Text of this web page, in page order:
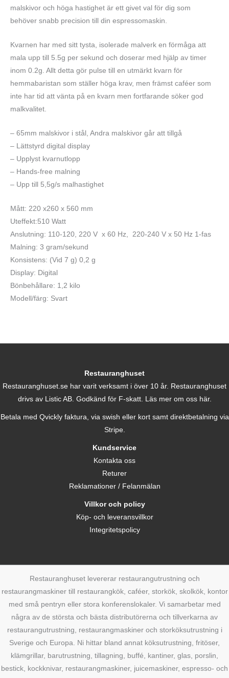
malskivor och höga hastighet är ett givet val för dig som
behöver snabb precision till din espressomaskin.
Kvarnen har med sitt tysta, isolerade malverk en förmåga att
mala upp till 5.5g per sekund och doserar med hjälp av timer
inom 0.2g. Allt detta gör pulse till en utmärkt kvarn för
hemmabaristan som ställer höga krav, men främst caféer som
inte har tid att vänta på en kvarn men fortfarande söker god
malkvalitet.
– 65mm malskivor i stål, Andra malskivor går att tillgå
– Lättstyrd digital display
– Upplyst kvarnutlopp
– Hands-free malning
– Upp till 5,5g/s malhastighet
Mått: 220 x260 x 560 mm
Uteffekt:510 Watt
Anslutning: 110-120, 220 V x 60 Hz, 220-240 V x 50 Hz 1-fas
Malning: 3 gram/sekund
Konsistens: (Vid 7 g) 0,2 g
Display: Digital
Bönbehållare: 1,2 kilo
Modell/färg: Svart
Restauranghuset
Restauranghuset.se har varit verksamt i över 10 år. Restauranghuset
drivs av Listic AB. Godkänd för F-skatt. Läs mer om oss här.
Betala med Qvickly faktura, via swish eller kort samt direktbetalning via
Stripe.
Kundservice
Kontakta oss
Returer
Reklamationer / Felanmälan
Villkor och policy
Köp- och leveransvillkor
Integritetspolicy
Restauranghuset levererar restaurangutrustning och
restaurangmaskiner till restaurangkök, caféer, storkök, skolkök, kontor
med små pentryn eller stora konferenslokaler. Vi samarbetar med
några av de största och bästa distributörerna och tillverkarna av
restaurangutrustning, restaurangmaskiner och storköksutrustning i
Sverige och Europa. Ni hittar bland annat köksutrustning, fritöser,
klämgrillar, barutrustning, tillagning, buffé, kantiner, glas, porslin,
bestick, kockknivar, restaurangmaskiner, juicemaskiner, espresso- och